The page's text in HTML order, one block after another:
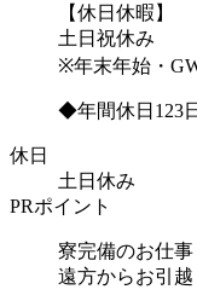
【休日休暇】
土日祝休み
※年末年始・
◆年間休日123日
休日
土日休み
PRポイント
寮完備のお仕事
遠方からお引